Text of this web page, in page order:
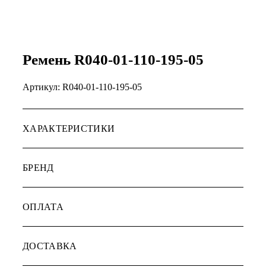
Ремень R040-01-110-195-05
Артикул: R040-01-110-195-05
ХАРАКТЕРИСТИКИ
БРЕНД
ОПЛАТА
ДОСТАВКА